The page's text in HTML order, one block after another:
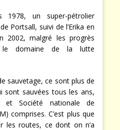
un super-pétrolier
Portsall, suivi de l’Erika en
2002, malgré les progrès
le domaine de la lutte
sauvetage, ce sont plus de
sont sauvées tous les ans,
et Société nationale de
comprises. C’est plus que
les routes, ce dont on n’a